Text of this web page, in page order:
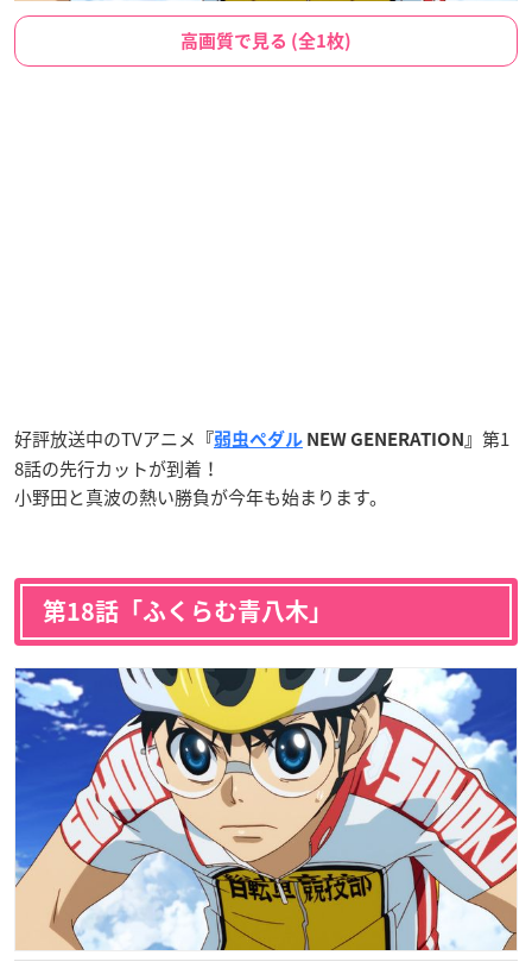
高画質で見る (全1枚)
好評放送中のTVアニメ 『弱虫ペダル NEW GENERATION』 第1
8話の先行カットが到着！
小野田と真波の熱い勝負が今年も始まります。
第18話「ふくらむ青八木」